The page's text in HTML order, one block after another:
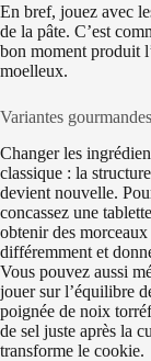
En bref, jouez avec
de la pâte. C’est
bon moment produit
moelleux.
Variantes
Changer les
classique : la
devient nouvelle.
concassez une
obtenir des
différemment et
Vous pouvez aussi
jouer sur l’équilibre
poignée de noix
de sel juste après la
transforme le cookie.